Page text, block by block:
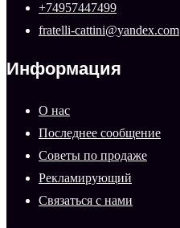
+74957447499
fratelli-cattini@yandex.com
Информация
О нас
Последнее сообщение
Советы по продаже
Рекламирующий
Связаться с нами